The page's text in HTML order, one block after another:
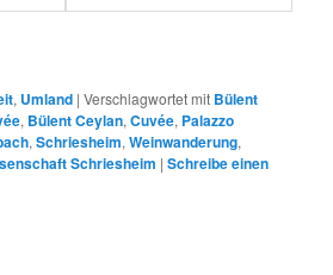
, Umland |Verschlagwortet mit Bülent
, Bülent Ceylan,Cuvée, Palazzo
,Schriesheim,Weinwanderung,
Schriesheim |Schreibe einen